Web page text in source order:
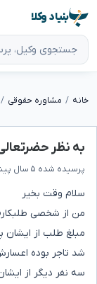
بنیاد وکلا
خانه مشاوره حقوقی
به نظر
پرسیده شده ۵ سال پیش
سلام وقت بخیر
من از شخصی
مبلغ طلب از ایشان
شد تاجر بوده
سه نفر دیگر از